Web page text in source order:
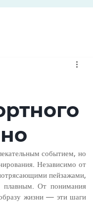
событием, но
Независимо от
пейзажами,
плавным. От понимания
жизни — эти шаги